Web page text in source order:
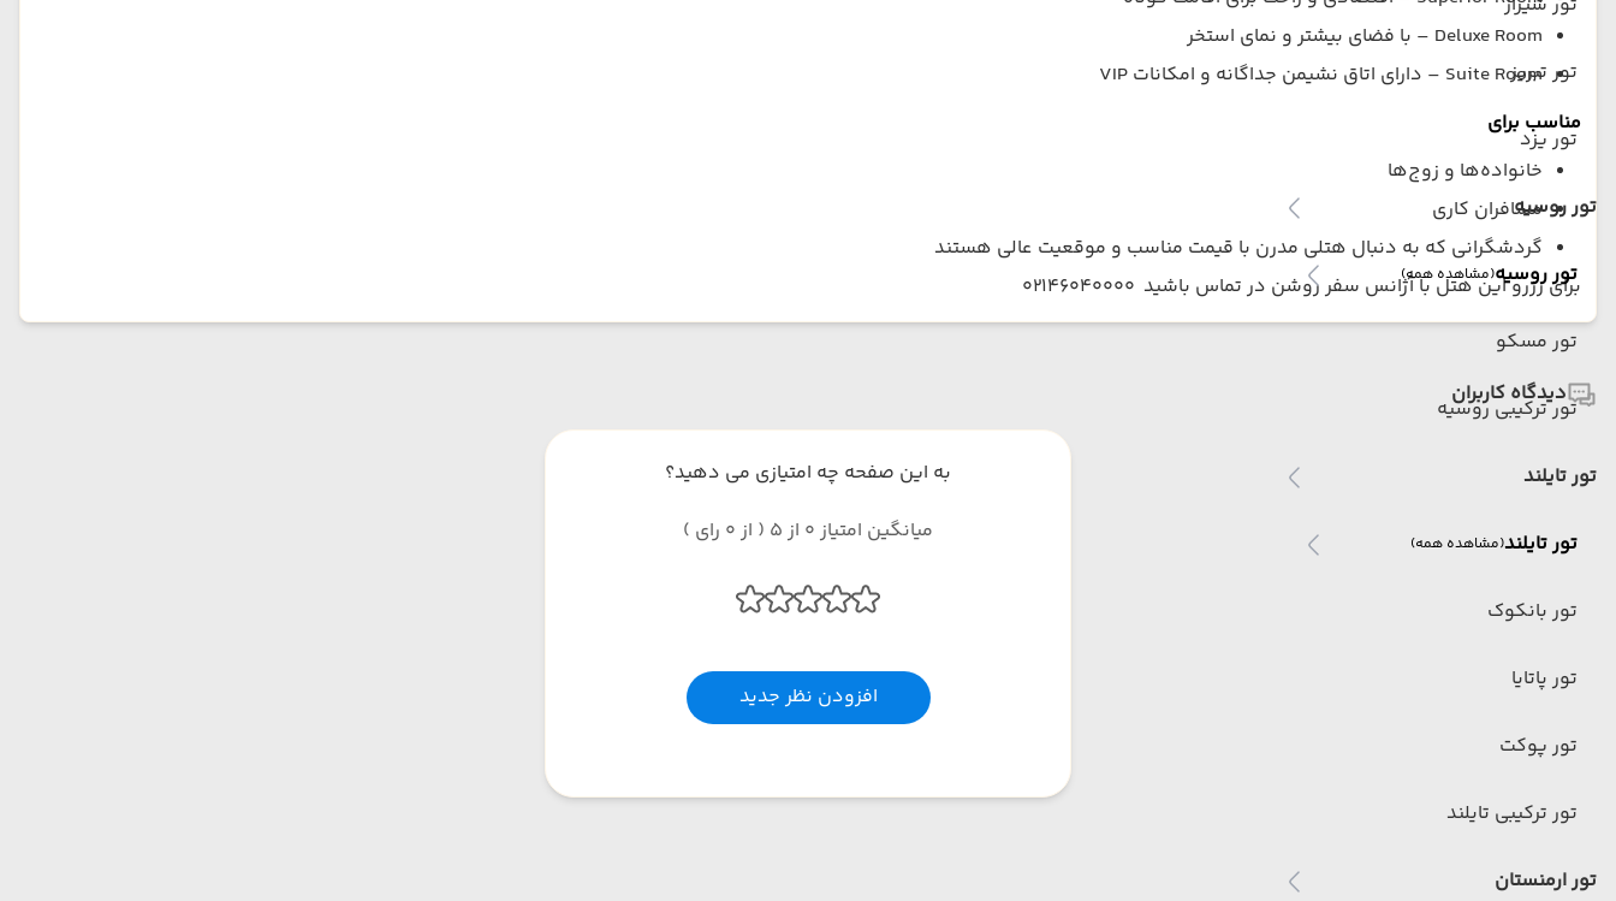
تور تبریز
تور یزد
تور روسیه
تور روسیه(مشاهده همه)
تور مسکو
تور ترکیبی روسیه
تور تایلند
تور تایلند(مشاهده همه)
تور بانکوک
تور پاتایا
تور پوکت
تور ترکیبی تایلند
تور ارمنستان
Deluxe Room – با فضای بیشتر و نمای استخر
Suite Room – دارای اتاق نشیمن جداگانه و امکانات VIP
مناسب برای
خانواده‌ها و زوج‌ها
مسافران کاری
گردشگرانی که به دنبال هتلی مدرن با قیمت مناسب و موقعیت عالی هستند
برای رزرو این هتل با آژانس سفر روشن در تماس باشید 02146040000
دیدگاه کاربران
به این صفحه چه امتیازی می دهید؟
میانگین امتیاز 0 از 5 ( از 0 رای )
افزودن نظر جدید